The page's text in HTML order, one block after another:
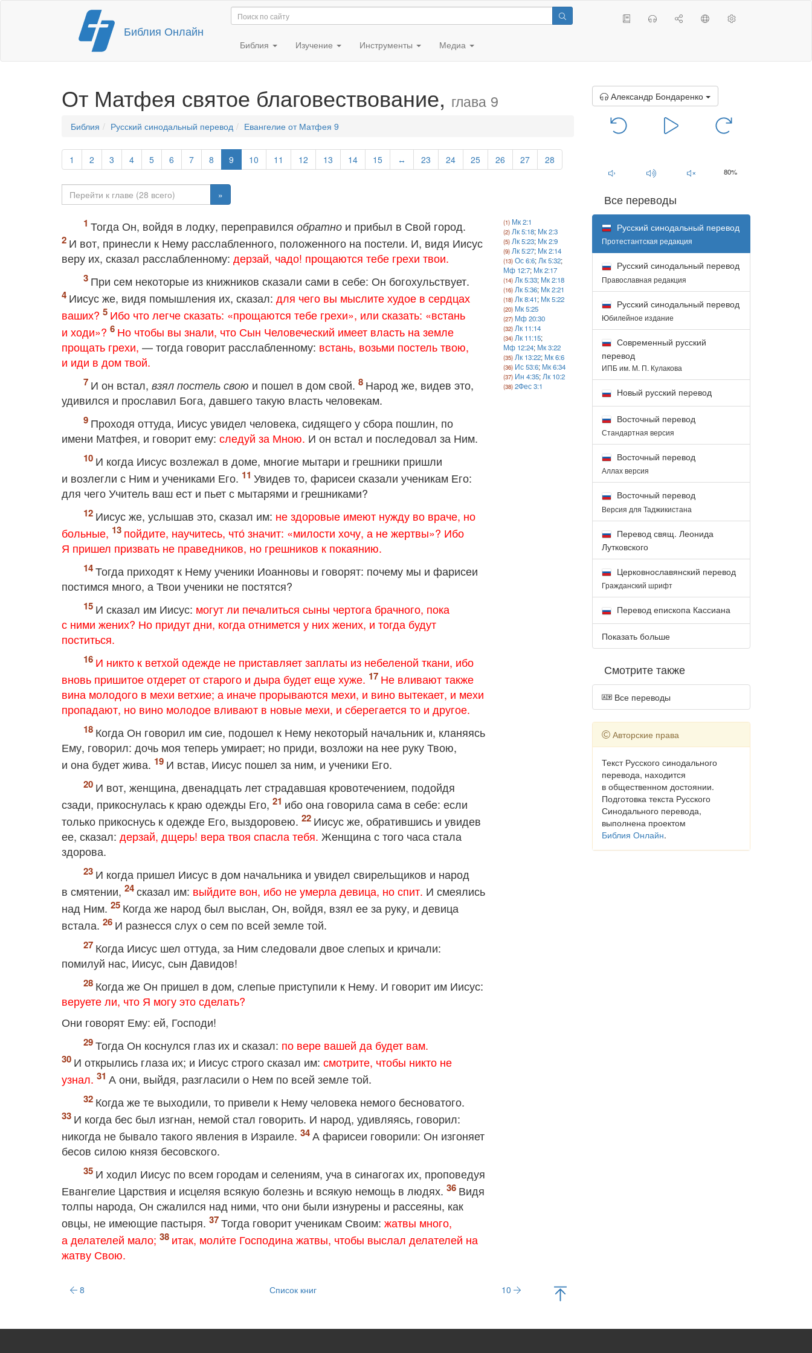
Перейти
содержимому
Библия Онлайн
Библия Изучение Инструменты Медиа
От Матфея святое благовествование, глава 9
Библия Русский синодальный перевод Евангелие от Матфея 9
1 2 3 4 5 6 7 8 9 10 11 12 13 14 15 ↔ 23 24 25 26 27 28
»
Тогда Он, войдя в лодку, переправился обратно и прибыл в Свой город.
И вот, принесли к Нему расслабленного, положенного на постели. И, видя Иисус
веру их, сказал расслабленному: дерзай, чадо! прощаются тебе грехи твои.
При сем некоторые из книжников сказали сами в себе: Он богохульствует.
Иисус же, видя помышления их, сказал: для чего вы мыслите худое в сердцах
ваших?
Ибо что легче сказать: «прощаются тебе грехи», или сказать: «встань
и ходи»?
Но чтобы вы знали, что Сын Человеческий имеет власть на земле
прощать грехи, — тогда говорит расслабленному: встань, возьми постель твою,
и иди в дом твой.
И он встал, взял постель свою и пошел в дом свой.
Народ же, видев это,
удивился и прославил Бога, давшего такую власть человекам.
Проходя оттуда, Иисус увидел человека, сидящего у сбора пошлин, по
имени Матфея, и говорит ему: следуй за Мною. И он встал и последовал за Ним.
И когда Иисус возлежал в доме, многие мытари и грешники пришли
и возлегли с Ним и учениками Его.
Увидев то, фарисеи сказали ученикам Его:
для чего Учитель ваш ест и пьет с мытарями и грешниками?
Иисус же, услышав это, сказал им: не здоровые имеют нужду во враче, но
больные,
пойдите, научитесь, что́ значит: «милости хочу, а не жертвы»? Ибо
Я пришел призвать не праведников, но грешников к покаянию.
Тогда приходят к Нему ученики Иоанновы и говорят: почему мы и фарисеи
постимся много, а Твои ученики не постятся?
И сказал им Иисус: могут ли печалиться сыны чертога брачного, пока
с ними жених? Но придут дни, когда отнимется у них жених, и тогда будут
поститься.
И никто к ветхой одежде не приставляет заплаты из небеленой ткани, ибо
вновь пришитое отдерет от старого и дыра будет еще хуже.
Не вливают также
вина молодого в мехи ветхие; а иначе прорываются мехи, и вино вытекает, и мехи
пропадают, но вино молодое вливают в новые мехи, и сберегается то и другое.
Когда Он говорил им сие, подошел к Нему некоторый начальник и, кланяясь
Ему, говорил: дочь моя теперь умирает; но приди, возложи на нее руку Твою,
и она будет жива.
И встав, Иисус пошел за ним, и ученики Его.
И вот, женщина, двенадцать лет страдавшая кровотечением, подойдя
сзади, прикоснулась к краю одежды Его,
ибо она говорила сама в себе: если
только прикоснусь к одежде Его, выздоровею.
Иисус же, обратившись и увидев
ее, сказал: дерзай, дщерь! вера твоя спасла тебя. Женщина с того часа стала
здорова.
И когда пришел Иисус в дом начальника и увидел свирельщиков и народ
в смятении,
сказал им: выйдите вон, ибо не умерла девица, но спит. И смеялись
над Ним.
Когда же народ был выслан, Он, войдя, взял ее за руку, и девица
встала.
И разнесся слух о сем по всей земле той.
Когда Иисус шел оттуда, за Ним следовали двое слепых и кричали:
помилуй нас, Иисус, сын Давидов!
Когда же Он пришел в дом, слепые приступили к Нему. И говорит им Иисус:
веруете ли, что Я могу это сделать?
Они говорят Ему: ей, Господи!
Тогда Он коснулся глаз их и сказал: по вере вашей да будет вам.
И открылись глаза их; и Иисус строго сказал им: смотрите, чтобы никто не
узнал.
А они, выйдя, разгласили о Нем по всей земле той.
Когда же те выходили, то привели к Нему человека немого бесноватого.
И когда бес был изгнан, немой стал говорить. И народ, удивляясь, говорил:
никогда не бывало такого явления в Израиле.
А фарисеи говорили: Он изгоняет
бесов силою князя бесовского.
И ходил Иисус по всем городам и селениям, уча в синагогах их, проповедуя
Евангелие Царствия и исцеляя всякую болезнь и всякую немощь в людях.
Видя
толпы народа, Он сжалился над ними, что они были изнурены и рассеяны, как
овцы, не имеющие пастыря.
Тогда говорит ученикам Своим: жатвы много,
а делателей мало;
итак, моли́те Господина жатвы, чтобы выслал делателей на
жатву Свою.
Мк 2:1
Лк 5:18; Мк 2:3
Лк 5:23; Мк 2:9
Лк 5:27; Мк 2:14
Ос 6:6; Лк 5:32;
Мф 12:7; Мк 2:17
Лк 5:33; Мк 2:18
Лк 5:36; Мк 2:21
Лк 8:41; Мк 5:22
Мк 5:25
Мф 20:30
Лк 11:14
Лк 11:15;
Мф 12:24; Мк 3:22
Лк 13:22; Мк 6:6
Ис 53:6; Мк 6:34
Ин 4:35; Лк 10:2
2Фес 3:1
8 Список книг 10
Александр Бондаренко
80%
Все переводы
Русский синодальный перевод
Протестантская редакция
Русский синодальный перевод
Православная редакция
Русский синодальный перевод
Юбилейное издание
Современный русский
перевод
ИПБ им. М. П. Кулакова
Новый русский перевод
Восточный перевод
Стандартная версия
Восточный перевод
Аллах версия
Восточный перевод
Версия для Таджикистана
Перевод свящ. Леонида
Лутковского
Церковнославянский перевод
Гражданский шрифт
Перевод епископа Кассиана
Показать больше
Смотрите также
Все переводы
Авторские права
Текст Русского синодального
перевода, находится
в общественном достоянии.
Подготовка текста Русского
Синодального перевода,
выполнена проектом
Библия Онлайн.